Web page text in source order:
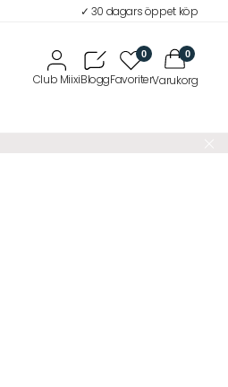
✓ 30 dagars öppet köp
0 0